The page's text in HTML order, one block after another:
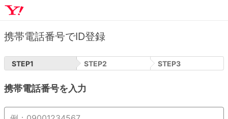
携帯電話番号でID登録
STEP1 STEP2 STEP3
携帯電話番号を入力